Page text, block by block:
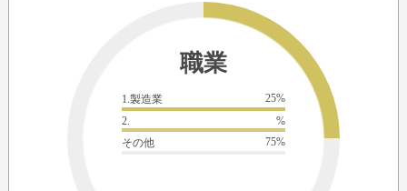
職業
1.製造業
25%
2.
%
その他
75%